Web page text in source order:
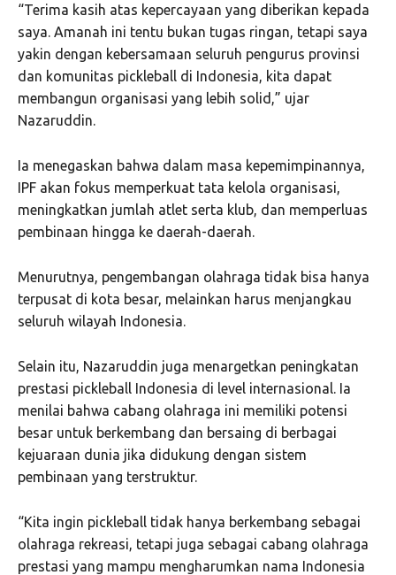
“Terima kasih atas kepercayaan yang diberikan kepada
saya. Amanah ini tentu bukan tugas ringan, tetapi saya
yakin dengan kebersamaan seluruh pengurus provinsi
dan komunitas pickleball di Indonesia, kita dapat
membangun organisasi yang lebih solid,” ujar
Nazaruddin.
Ia menegaskan bahwa dalam masa kepemimpinannya,
IPF akan fokus memperkuat tata kelola organisasi,
meningkatkan jumlah atlet serta klub, dan memperluas
pembinaan hingga ke daerah-daerah.
Menurutnya, pengembangan olahraga tidak bisa hanya
terpusat di kota besar, melainkan harus menjangkau
seluruh wilayah Indonesia.
Selain itu, Nazaruddin juga menargetkan peningkatan
prestasi pickleball Indonesia di level internasional. Ia
menilai bahwa cabang olahraga ini memiliki potensi
besar untuk berkembang dan bersaing di berbagai
kejuaraan dunia jika didukung dengan sistem
pembinaan yang terstruktur.
“Kita ingin pickleball tidak hanya berkembang sebagai
olahraga rekreasi, tetapi juga sebagai cabang olahraga
prestasi yang mampu mengharumkan nama Indonesia